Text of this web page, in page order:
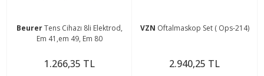
BeurerTens Cihazı 8li Elektrod,
Em 41,em 49, Em 80
1.266,35 TL
VZN Oftalmaskop Set ( Ops-214)
2.940,25 TL